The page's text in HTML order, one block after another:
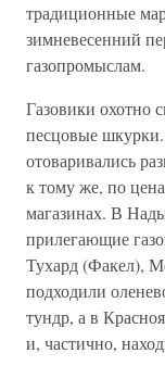
традиционные
зимневесенний
газопромыслам.
Газовики охотно
песцовые
отоваривались
к тому же, по
магазинах. В
прилегающие
Тухард (Факел),
подходили
тундр, а в
и, частично,